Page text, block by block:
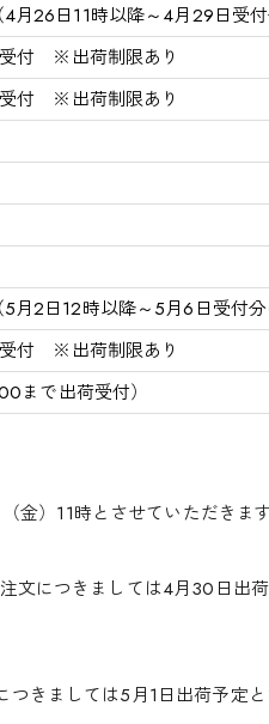
月26日11時以降～4月29日受付
付 ※出荷制限あり
付 ※出荷制限あり
月2日12時以降～5月6日受付分
付 ※出荷制限あり
まで出荷受付）
）11時とさせていただきます
につきましては4月30日出
きましては5月1日出荷予定